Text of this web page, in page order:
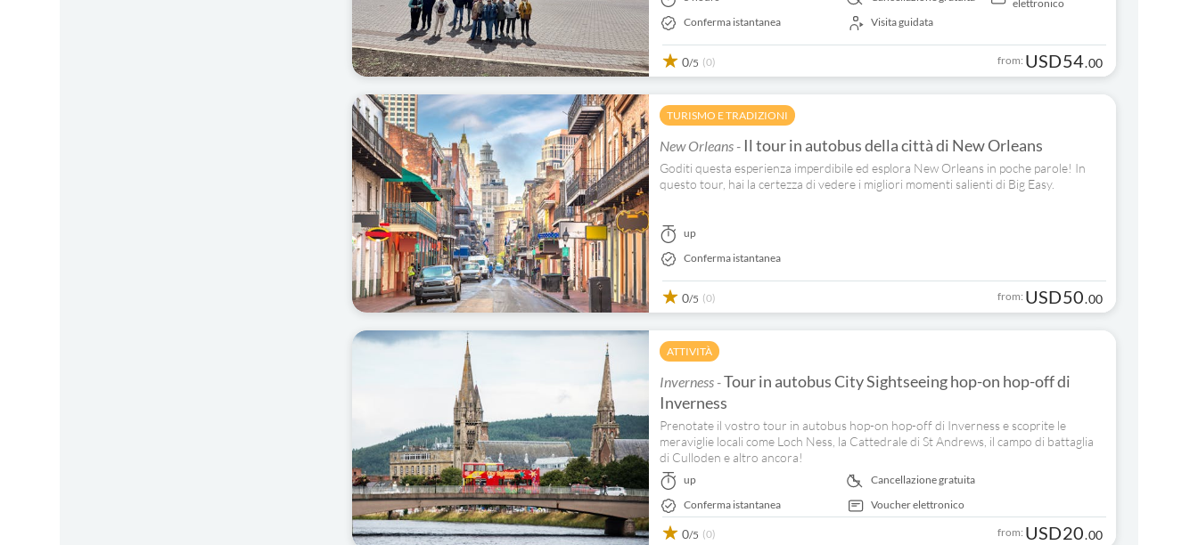
Conferma istantanea
Visita guidata
elettronico
0/5 (0) from: USD54.00
TURISMO E TRADIZIONI
New Orleans -Il tour in autobus della città di New Orleans
Goditi questa esperienza imperdibile ed esplora New Orleans in poche parole! In
questo tour, hai la certezza di vedere i migliori momenti salienti di Big Easy.
up
Conferma istantanea
0/5 (0) from: USD50.00
ATTIVITÀ
Inverness -Tour in autobus City Sightseeing hop-on hop-off di
Inverness
Prenotate il vostro tour in autobus hop-on hop-off di Inverness e scoprite le
meraviglie locali come Loch Ness, la Cattedrale di St Andrews, il campo di battaglia
di Culloden e altro ancora!
up
Conferma istantanea
Cancellazione gratuita
Voucher elettronico
0/5 (0) from: USD20.00